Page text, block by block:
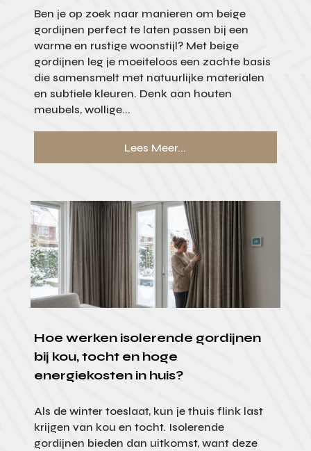
Ben je op zoek naar manieren om beige
gordijnen perfect te laten passen bij een
warme en rustige woonstijl? Met beige
gordijnen leg je moeiteloos een zachte basis
die samensmelt met natuurlijke materialen
en subtiele kleuren. Denk aan houten
meubels, wollige...
Lees Meer...
Hoe werken isolerende gordijnen
bij kou, tocht en hoge
energiekosten in huis?
Als de winter toeslaat, kun je thuis flink last
krijgen van kou en tocht. Isolerende
gordijnen bieden dan uitkomst, want deze